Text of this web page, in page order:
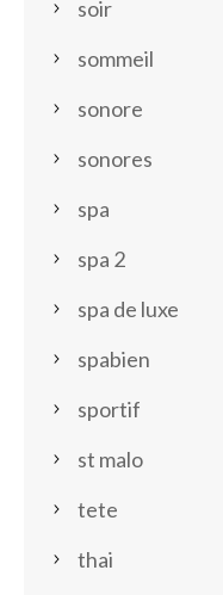
soir
sommeil
sonore
sonores
spa
spa 2
spa de luxe
spabien
sportif
st malo
tete
thai